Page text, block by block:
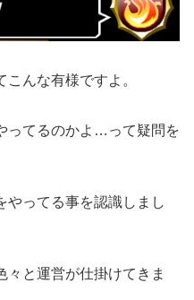
んな有様ですよ。
ってるのかよ…って疑問を
やってる事を認識しまし
々と運営が仕掛けてきま